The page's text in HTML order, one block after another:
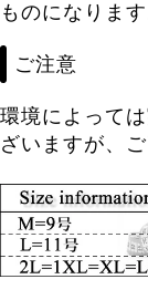
ものになります
ご注意
環境によって
ざいますが、